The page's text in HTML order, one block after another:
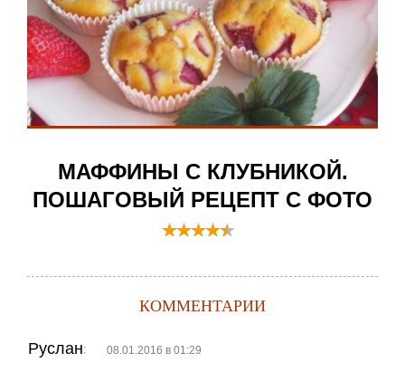
МАФФИНЫ С КЛУБНИКОЙ.
ПОШАГОВЫЙ РЕЦЕПТ С ФОТО
КОММЕНТАРИИ
Руслан: 08.01.2016 в 01:29